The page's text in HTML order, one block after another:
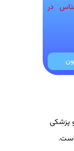
در
پزشکی